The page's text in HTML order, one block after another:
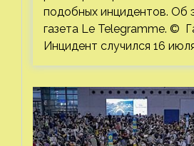
подобных инцидентов. Об
газета Le Telegramme. ©
Инцидент случился 16